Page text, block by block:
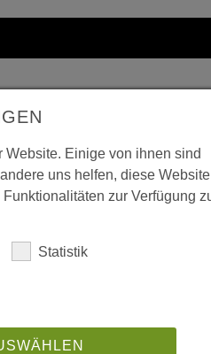
Einige von ihnen sind
uns helfen, diese Website
zur Verfügung
Statistik